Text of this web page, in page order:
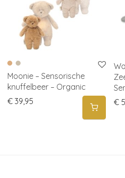
Moonie – Sensorische
knuffelbeer – Organic
€ 39,95
€